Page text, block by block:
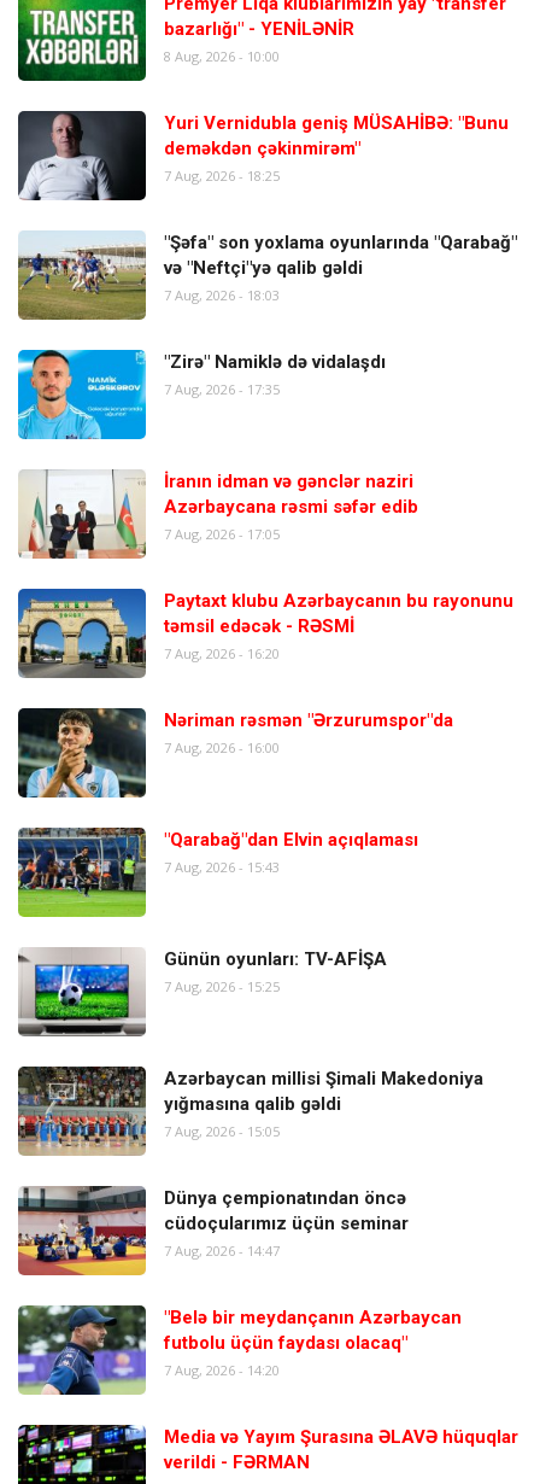
bazarlığı" - YENİLƏNİR
8 Aug, 2026 - 10:00
Yuri Vernidubla geniş MÜSAHİBƏ: "Bunu
deməkdən çəkinmirəm"
7 Aug, 2026 - 18:25
"Şəfa" son yoxlama oyunlarında "Qarabağ"
və "Neftçi"yə qalib gəldi
7 Aug, 2026 - 18:03
"Zirə" Namiklə də vidalaşdı
7 Aug, 2026 - 17:35
İranın idman və gənclər naziri
Azərbaycana rəsmi səfər edib
7 Aug, 2026 - 17:05
Paytaxt klubu Azərbaycanın bu rayonunu
təmsil edəcək - RƏSMİ
7 Aug, 2026 - 16:20
Nəriman rəsmən "Ərzurumspor"da
7 Aug, 2026 - 16:00
"Qarabağ"dan Elvin açıqlaması
7 Aug, 2026 - 15:43
Günün oyunları: TV-AFİŞA
7 Aug, 2026 - 15:25
Azərbaycan millisi Şimali Makedoniya
yığmasına qalib gəldi
7 Aug, 2026 - 15:05
Dünya çempionatından öncə
cüdoçularımız üçün seminar
7 Aug, 2026 - 14:47
"Belə bir meydançanın Azərbaycan
futbolu üçün faydası olacaq"
7 Aug, 2026 - 14:20
Media və Yayım Şurasına ƏLAVƏ hüquqlar
verildi - FƏRMAN